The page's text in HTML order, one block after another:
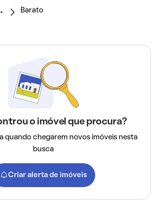
Barato
o imóvel que procura?
quando chegarem novos imóveis nesta
busca
Criar alerta de imóveis